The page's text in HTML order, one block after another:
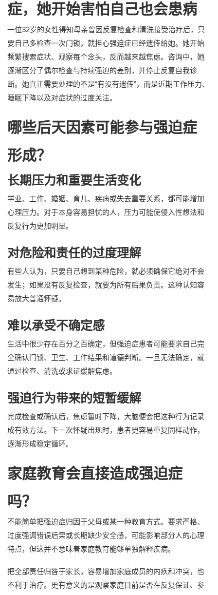
症，她开始害怕自己也会患病
一位32岁的女性得知母亲曾因反复检查和清洗接受治疗后，只
要自己多检查一次门锁，就担心强迫症已经遗传给她。她开始
频繁搜索症状、观察每个念头，反而越来越焦虑。咨询中，她
逐渐区分了偶尔检查与持续强迫的差别，并停止反复自我诊
断。她真正需要处理的不是“有没有遗传”，而是近期工作压力、
睡眠下降以及对症状的过度关注。
哪些后天因素可能参与强迫症
形成？
长期压力和重要生活变化
学业、工作、婚姻、育儿、疾病或失去重要关系，都可能增加
心理压力。对于本身容易担忧的人，压力可能使侵入性想法和
反复行为更加明显。
对危险和责任的过度理解
有些人认为，只要自己想到某种危险，就必须确保它绝对不会
发生；如果没有反复检查，就要为所有后果负责。这种认知容
易放大普通怀疑。
难以承受不确定感
生活中很少存在百分之百确定，但强迫症患者可能要求自己完
全确认门锁、卫生、工作结果和道德判断。一旦无法确定，就
通过检查、清洗或求证缓解焦虑。
强迫行为带来的短暂缓解
完成检查或确认后，焦虑暂时下降，大脑便会把这种行为记录
成有效方法。下一次怀疑出现时，患者更容易重复同样动作，
逐渐形成稳定循环。
家庭教育会直接造成强迫症
吗？
不能简单把强迫症归因于父母或某一种教育方式。要求严格、
过度强调错误后果或长期缺少安全感，可能影响部分人的心理
特点，但这并不意味着家庭教育能够单独解释疾病。
把全部责任归咎于家长，容易增加家庭成员的内疚和冲突，也
不利于治疗。更有意义的是观察家庭目前是否在反复保证、参